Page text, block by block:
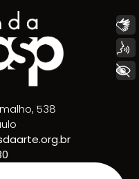
538
+ Acessibilidade